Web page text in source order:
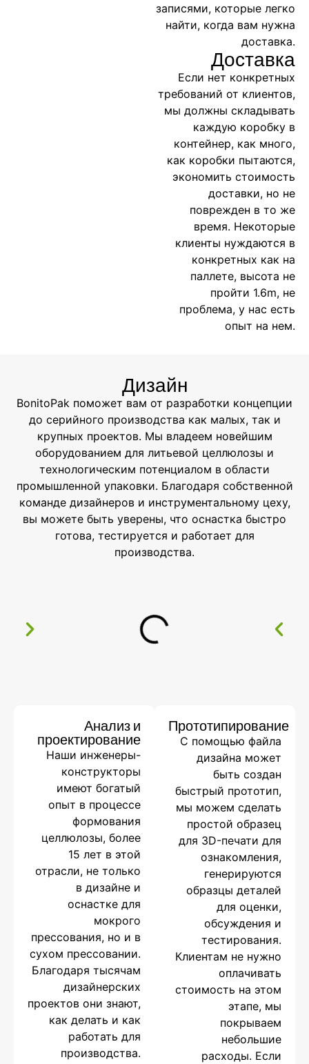
записями, которые легко
найти, когда вам нужна
доставка.
Доставка
Если нет конкретных
требований от клиентов,
мы должны складывать
каждую коробку в
контейнер, как много,
как коробки пытаются,
экономить стоимость
доставки, но не
поврежден в то же
время. Некоторые
клиенты нуждаются в
конкретных как на
паллете, высота не
пройти 1.6m, не
проблема, у нас есть
опыт на нем.
Дизайн
BonitoPak поможет вам от разработки концепции
до серийного производства как малых, так и
крупных проектов. Мы владеем новейшим
оборудованием для литьевой целлюлозы и
технологическим потенциалом в области
промышленной упаковки. Благодаря собственной
команде дизайнеров и инструментальному цеху,
вы можете быть уверены, что оснастка быстро
готова, тестируется и работает для
производства.
Анализ и
проектирование
Наши инженеры-
конструкторы
имеют богатый
опыт в процессе
формования
целлюлозы, более
15 лет в этой
отрасли, не только
в дизайне и
оснастке для
мокрого
прессования, но и в
сухом прессовании.
Благодаря тысячам
дизайнерских
проектов они знают,
как делать и как
работать для
производства.
Прототипирование
С помощью файла
дизайна может
быть создан
быстрый прототип,
мы можем сделать
простой образец
для 3D-печати для
ознакомления,
генерируются
образцы деталей
для оценки,
обсуждения и
тестирования.
Клиентам не нужно
оплачивать
стоимость на этом
этапе, мы
покрываем
небольшие
расходы. Если